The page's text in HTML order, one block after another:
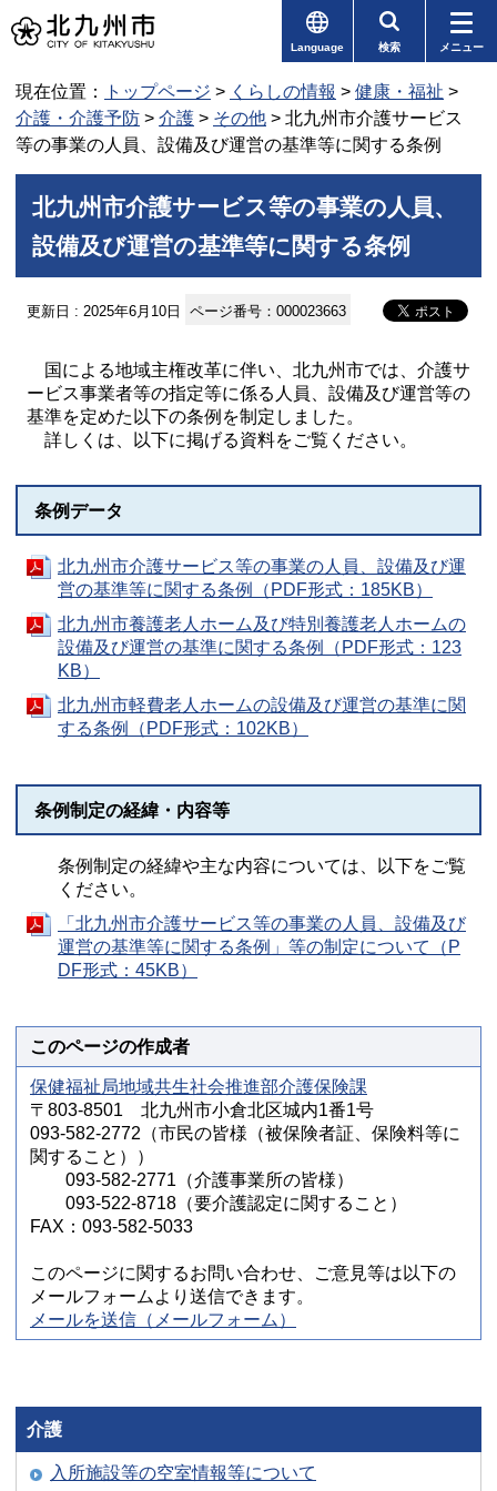
Language 検索 メニュー
現在位置： トップページ > くらしの情報 > 健康・福祉 >
介護・介護予防 > 介護 > その他 > 北九州市介護サービス
等の事業の人員、設備及び運営の基準等に関する条例
北九州市介護サービス等の事業の人員、
設備及び運営の基準等に関する条例
更新日 : 2025年6月10日 ページ番号：000023663
国による地域主権改革に伴い、北九州市では、介護サ
ービス事業者等の指定等に係る人員、設備及び運営等の
基準を定めた以下の条例を制定しました。
詳しくは、以下に掲げる資料をご覧ください。
条例データ
北九州市介護サービス等の事業の人員、設備及び運
営の基準等に関する条例（PDF形式：185KB）
北九州市養護老人ホーム及び特別養護老人ホームの
設備及び運営の基準に関する条例（PDF形式：123
KB）
北九州市軽費老人ホームの設備及び運営の基準に関
する条例（PDF形式：102KB）
条例制定の経緯・内容等
条例制定の経緯や主な内容については、以下をご覧
ください。
「北九州市介護サービス等の事業の人員、設備及び
運営の基準等に関する条例」等の制定について（P
DF形式：45KB）
このページの作成者
保健福祉局地域共生社会推進部介護保険課
〒803-8501 北九州市小倉北区城内1番1号
093-582-2772（市民の皆様（被保険者証、保険料等に
関すること））
093-582-2771（介護事業所の皆様）
093-522-8718（要介護認定に関すること）
FAX：093-582-5033
このページに関するお問い合わせ、ご意見等は以下の
メールフォームより送信できます。
メールを送信（メールフォーム）
介護
入所施設等の空室情報等について